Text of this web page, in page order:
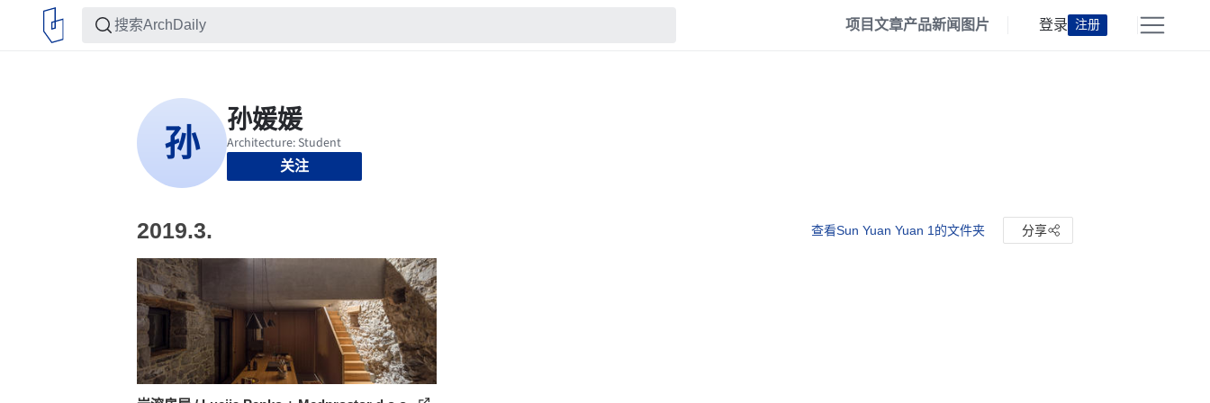
项目文章产品新闻 图片 登录 注册
关注
2019.3. 查看Sun Yuan Yuan 1的文件夹 分享